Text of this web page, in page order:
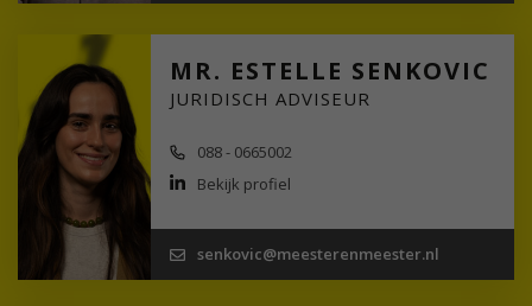
MR. ESTELLE SENKOVIC
JURIDISCH ADVISEUR
088 - 0665002
Bekijk profiel
senkovic@meesterenmeester.nl